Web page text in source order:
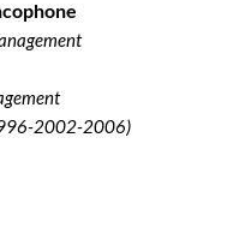
2002-2006)